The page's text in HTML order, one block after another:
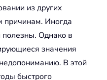
из других
причинам. Иногда
Однако в
значения
В этой
быстрого